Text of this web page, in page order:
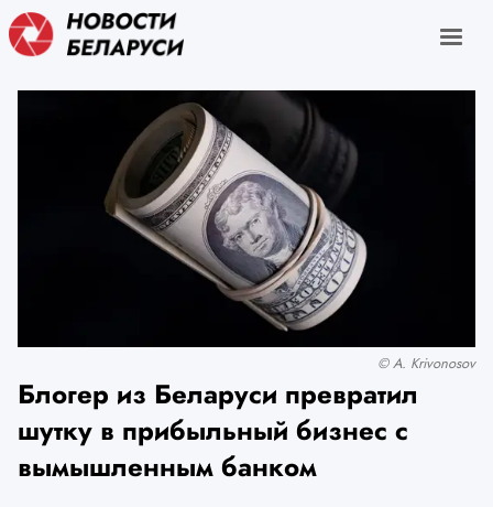
© A. Krivonosov
Блогер из Беларуси превратил
шутку в прибыльный бизнес с
вымышленным банком